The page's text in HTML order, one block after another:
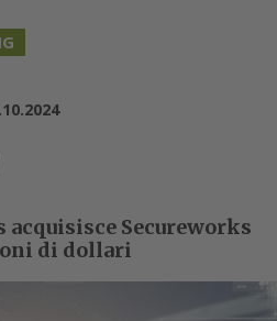
acquisisce Secureworks
di dollari